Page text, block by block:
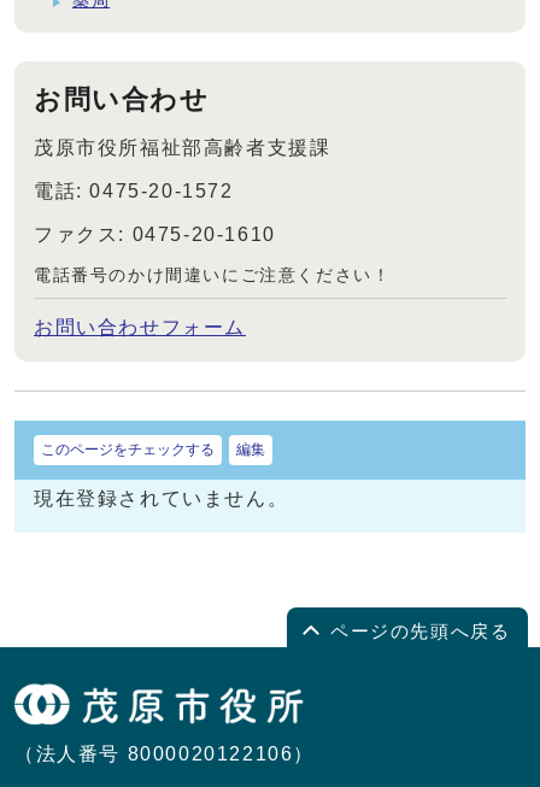
お問い合わせ
茂原市役所福祉部高齢者支援課
電話: 0475-20-1572
ファクス: 0475-20-1610
電話番号のかけ間違いにご注意ください！
お問い合わせフォーム
このページをチェックする 編集
現在登録されていません。
ページの先頭へ戻る
（法人番号 8000020122106）